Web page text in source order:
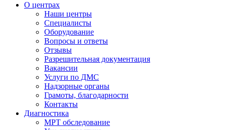
О центрах
Наши центры
Специалисты
Оборудование
Вопросы и ответы
Отзывы
Разрешительная документация
Вакансии
Услуги по ДМС
Надзорные органы
Грамоты, благодарности
Контакты
Диагностика
МРТ обследование